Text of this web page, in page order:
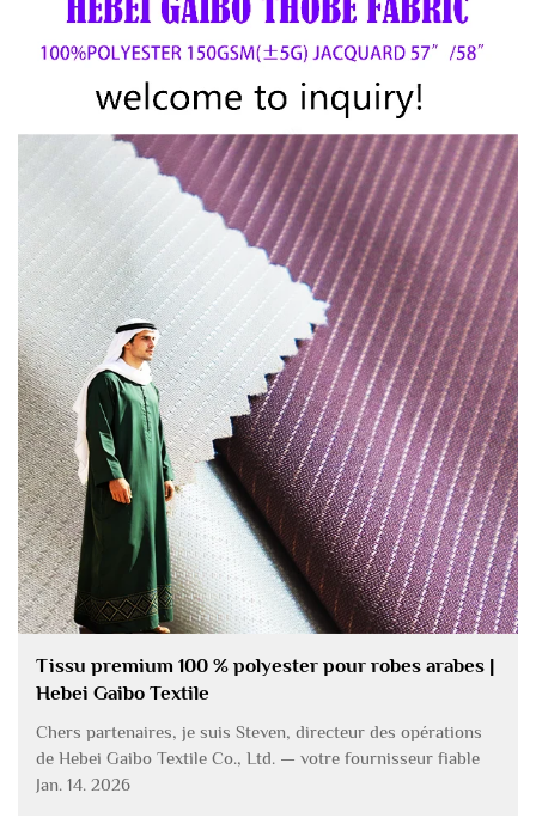
Tissu premium 100 % polyester pour robes arabes |
Hebei Gaibo Textile
Chers partenaires, je suis Steven, directeur des opérations
de Hebei Gaibo Textile Co., Ltd. — votre fournisseur fiable
de tissus en polyester 100 % de haute qualité, spécialement
Jan. 14. 2026